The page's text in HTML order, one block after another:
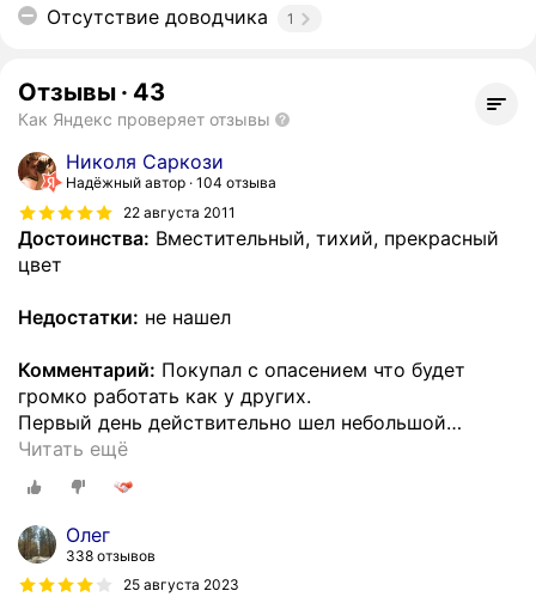
Отсутствие доводчика 1
Отзывы · 43
Как Яндекс проверяет отзывы
Николя Саркози
Надёжный автор 104 отзыва
22 августа 2011
Достоинства: Вместительный, тихий, прекрасный
цвет
Недостатки: не нашел
Комментарий: Покупал с опасением что будет
громко работать как у других.
Первый день действительно шел небольшой…
Читать ещё
Олег
338 отзывов
25 августа 2023